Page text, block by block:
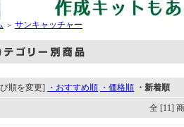
＞ サンキャッチャー
順を変更] ・おすすめ順 ・価格順 ・新着順
全 [11]